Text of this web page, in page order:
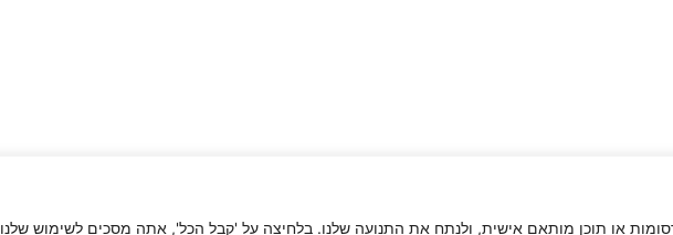
או תוכן מותאם אישית, ולנתח את התנועה שלנו. בלחיצה על 'קבל הכל', אתה מסכים לשימוש שלנו